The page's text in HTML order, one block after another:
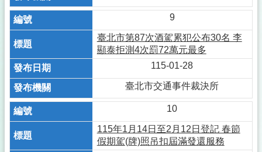
9
臺北市第87次酒駕累犯公布30名 李
顯泰拒測4次罰72萬元最多
115-01-28
臺北市交通事件裁決所
10
115年1月14日至2月12日登記 春節
假期駕(牌)照吊扣屆滿發還服務